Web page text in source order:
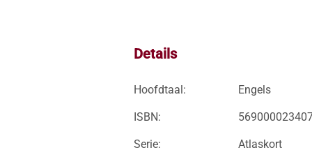
Details
Hoofdtaal: Engels
ISBN:
Serie: Atlaskort